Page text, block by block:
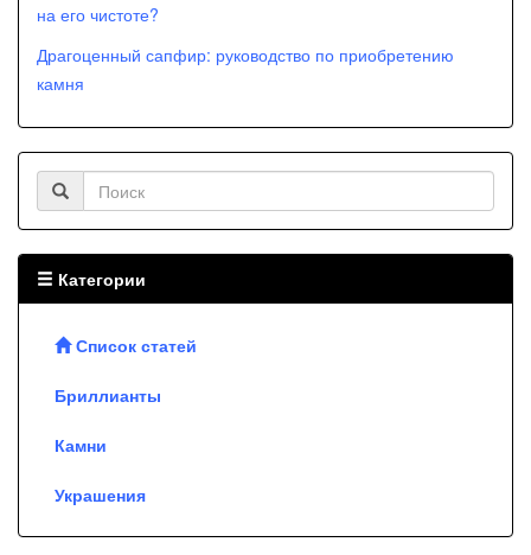
на его чистоте?
Драгоценный сапфир: руководство по приобретению
камня
Категории
Список статей
Бриллианты
Камни
Украшения